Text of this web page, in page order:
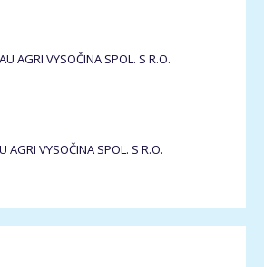
AGRI VYSOČINA SPOL. S R.O.